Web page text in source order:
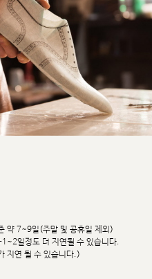
약 7~9일(주말 및 공휴일 제외)
일정도 더 지연될 수 있습니다.
지연 될 수 있습니다.)